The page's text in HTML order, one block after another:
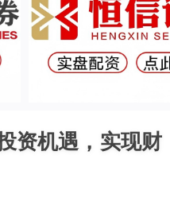
资机遇，实现财